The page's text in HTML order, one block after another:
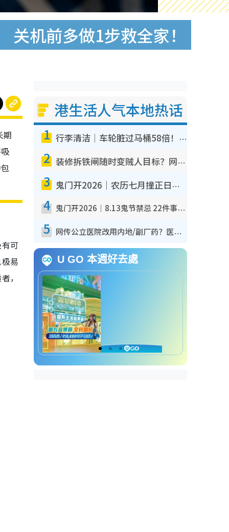
机前多做1步救全家！
期
可
易
，
港生活人气本地热话
1 行李清洁｜车轮脏过马桶58倍！专家警告忌用酒精擦 教1招免脏手除菌
2 装修拆铁闸随时变贼人目标？网友揭2大关键用途：装新款等于白装？附新旧铁闸分别
3 鬼门开2026｜农历七月撞正日全食特别邪？专家警告切忌做一事！揭4大禁忌+2招保平安
4 鬼门开2026｜8.13鬼节禁忌 22件事不能做！烧肉、刺身要少食？半夜勿吹口哨/打给个电话
5 网传公立医院改用内地/副厂药？医生拆解正副厂分别，揭4类人换药随时出事
U GO 本週好去處